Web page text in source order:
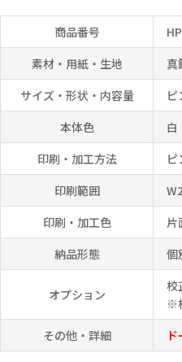
商品番号
素材・用紙・生地
真
サイズ・形状・内容量
本体色
白
印刷・加工方法
印刷範囲
印刷・加工色
片
納品形態
個
オプション
校
※
その他・詳細